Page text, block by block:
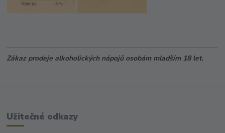
Zákaz prodeje alkoholických nápojů osobám mladším 18 let.
Užitečné odkazy